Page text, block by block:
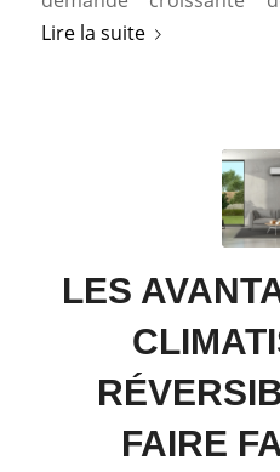
Lire la suite
LES
FAIRE